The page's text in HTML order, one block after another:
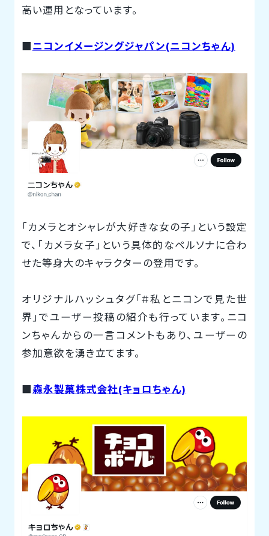
高い運用となっています。
■ ニコンイメージングジャパン(ニコンちゃん)
「カメラとオシャレが大好きな女の子」という設定
で、「カメラ女子」という具体的なペルソナに合わ
せた等身大のキャラクターの登用です。
オリジナルハッシュタグ「#私とニコンで見た世
界」でユーザー投稿の紹介も行っています。ニコ
ンちゃんからの一言コメントもあり、ユーザーの
参加意欲を湧き立てます。
森永製菓株式会社(キョロちゃん)